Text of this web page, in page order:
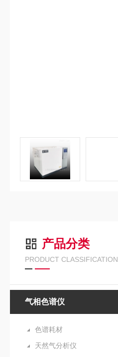
产品分类
PRODUCT CLASSIFICATION
气相色谱仪
色谱耗材
天然气分析仪